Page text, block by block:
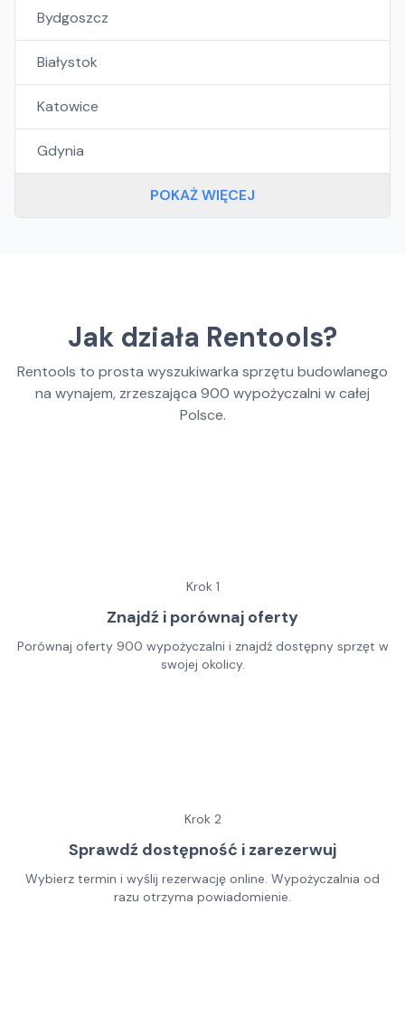
Bydgoszcz
Białystok
Katowice
Gdynia
POKAŻ WIĘCEJ
Jak działa Rentools?
Rentools to prosta wyszukiwarka sprzętu budowlanego
na wynajem, zrzeszająca 900 wypożyczalni w całej
Polsce.
Krok 1
Znajdź i porównaj oferty
Porównaj oferty 900 wypożyczalni i znajdź dostępny sprzęt w
swojej okolicy.
Krok 2
Sprawdź dostępność i zarezerwuj
Wybierz termin i wyślij rezerwację online. Wypożyczalnia od
razu otrzyma powiadomienie.